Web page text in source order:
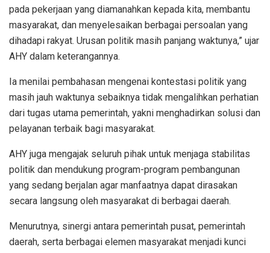
pada pekerjaan yang diamanahkan kepada kita, membantu
masyarakat, dan menyelesaikan berbagai persoalan yang
dihadapi rakyat. Urusan politik masih panjang waktunya,” ujar
AHY dalam keterangannya.
Ia menilai pembahasan mengenai kontestasi politik yang
masih jauh waktunya sebaiknya tidak mengalihkan perhatian
dari tugas utama pemerintah, yakni menghadirkan solusi dan
pelayanan terbaik bagi masyarakat.
AHY juga mengajak seluruh pihak untuk menjaga stabilitas
politik dan mendukung program-program pembangunan
yang sedang berjalan agar manfaatnya dapat dirasakan
secara langsung oleh masyarakat di berbagai daerah.
Menurutnya, sinergi antara pemerintah pusat, pemerintah
daerah, serta berbagai elemen masyarakat menjadi kunci